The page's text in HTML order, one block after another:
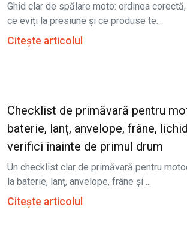
Ghid clar de spălare moto: ordinea
ce eviți la presiune și ce produse te...
Citește articolul
Checklist de primăvară pentru
baterie, lanț, anvelope, frâne,
verifici înainte de primul drum
Un checklist clar de primăvară pentru
la baterie, lanț, anvelope, frâne și ...
Citește articolul